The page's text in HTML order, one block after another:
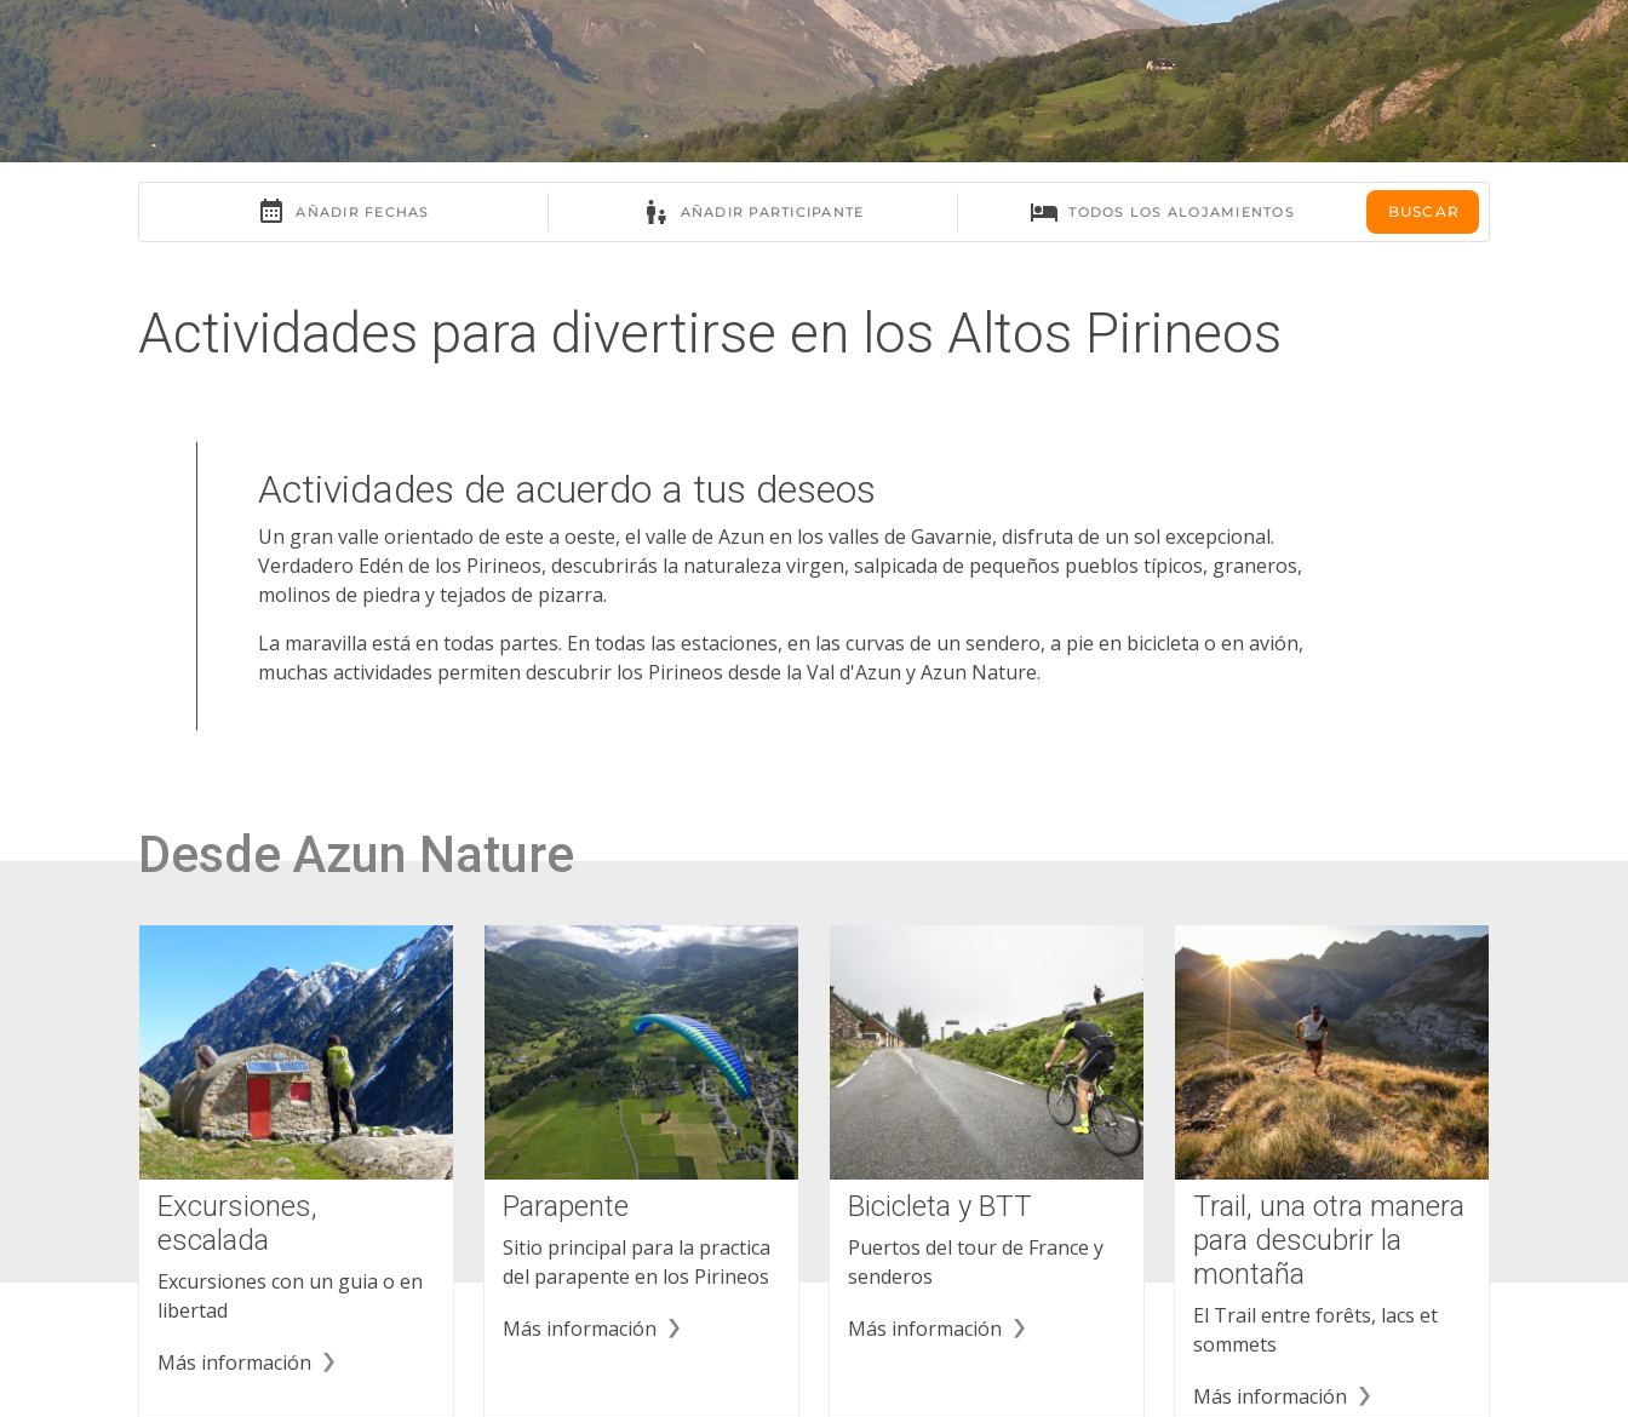
Actividades para divertirse en los Altos Pirineos
Actividades de acuerdo a tus deseos
Un gran valle orientado de este a oeste, el valle de Azun en los valles de Gavarnie, disfruta de un sol excepcional.
Verdadero Edén de los Pirineos, descubrirás la naturaleza virgen, salpicada de pequeños pueblos típicos, graneros,
molinos de piedra y tejados de pizarra.
La maravilla está en todas partes. En todas las estaciones, en las curvas de un sendero, a pie en bicicleta o en avión,
muchas actividades permiten descubrir los Pirineos desde la Val d'Azun y Azun Nature.
Desde Azun Nature
Excursiones,
escalada
Excursiones con un guia o en
libertad
Más información
Parapente
Sitio principal para la practica
del parapente en los Pirineos
Más información
Bicicleta y BTT
Puertos del tour de France y
senderos
Más información
Trail, una otra manera
para descubrir la
montaña
El Trail entre forêts, lacs et
sommets
Más información